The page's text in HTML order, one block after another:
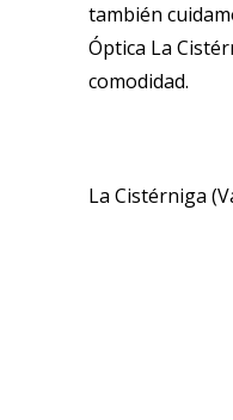
también
Óptica La
comodidad.
La Cistérniga